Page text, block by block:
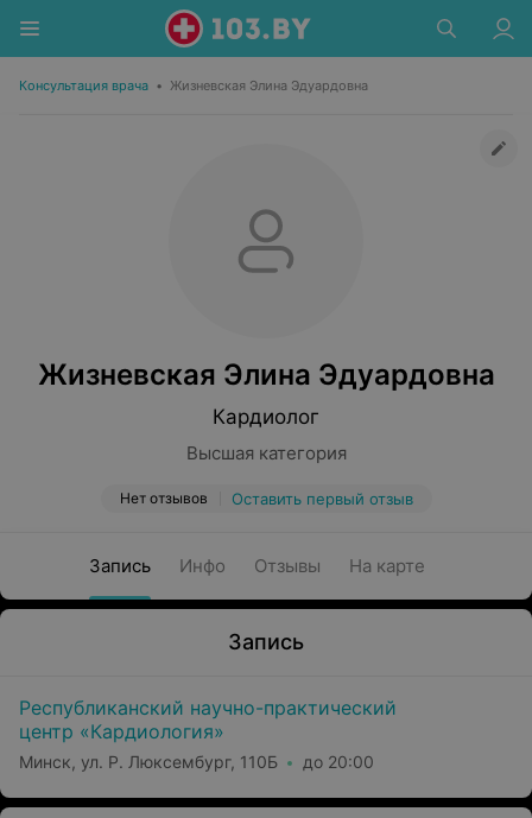
Консультация врача • Жизневская Элина Эдуардовна
Жизневская Элина Эдуардовна
Кардиолог
Высшая категория
Нет отзывов Оставить первый отзыв
Запись Инфо Отзывы На карте
Запись
Республиканский научно-практический
центр «Кардиология»
Минск, ул. Р. Люксембург, 110Б до 20:00